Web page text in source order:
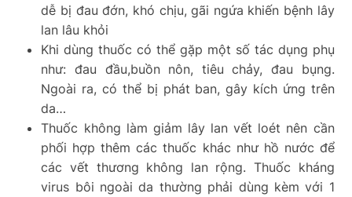
dễ bị đau đớn, khó chịu, gãi ngứa khiến bệnh lây
lan lâu khỏi
Khi dùng thuốc có thể gặp một số tác dụng phụ
như: đau đầu,buồn nôn, tiêu chảy, đau bụng.
Ngoài ra, có thể bị phát ban, gây kích ứng trên
da…
Thuốc không làm giảm lây lan vết loét nên cần
phối hợp thêm các thuốc khác như hồ nước để
các vết thương không lan rộng. Thuốc kháng
virus bôi ngoài da thường phải dùng kèm với 1